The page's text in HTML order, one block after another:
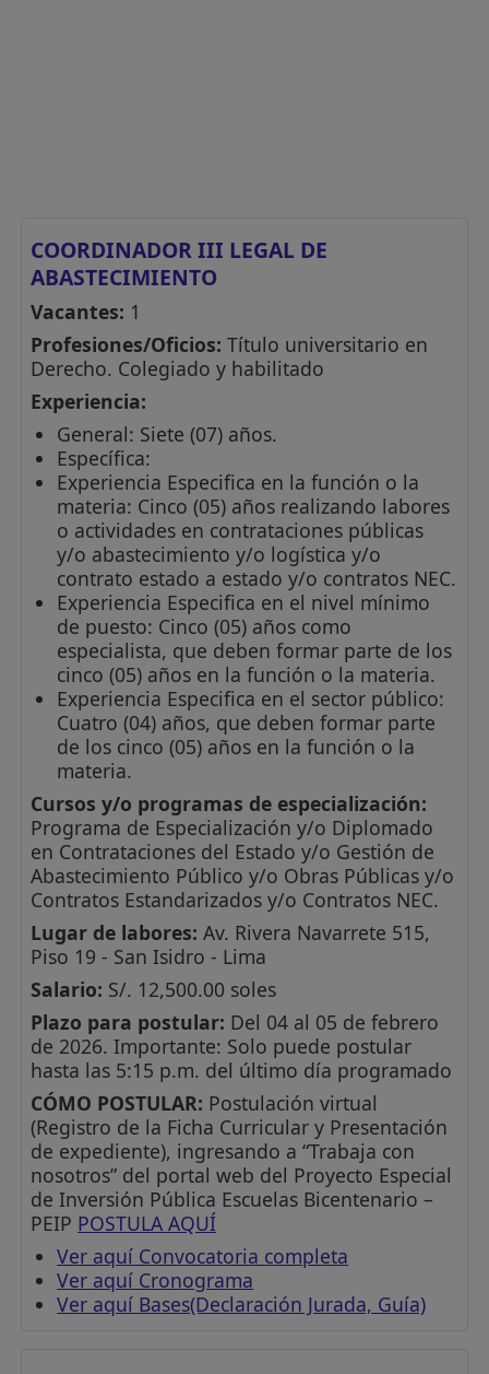
COORDINADOR III LEGAL DE
ABASTECIMIENTO
Vacantes: 1
Profesiones/Oficios: Título universitario en
Derecho. Colegiado y habilitado
Experiencia:
General: Siete (07) años.
Específica:
Experiencia Especifica en la función o la
materia: Cinco (05) años realizando labores
o actividades en contrataciones públicas
y/o abastecimiento y/o logística y/o
contrato estado a estado y/o contratos NEC.
Experiencia Especifica en el nivel mínimo
de puesto: Cinco (05) años como
especialista, que deben formar parte de los
cinco (05) años en la función o la materia.
Experiencia Especifica en el sector público:
Cuatro (04) años, que deben formar parte
de los cinco (05) años en la función o la
materia.
Cursos y/o programas de especialización:
Programa de Especialización y/o Diplomado
en Contrataciones del Estado y/o Gestión de
Abastecimiento Público y/o Obras Públicas y/o
Contratos Estandarizados y/o Contratos NEC.
Lugar de labores: Av. Rivera Navarrete 515,
Piso 19 - San Isidro - Lima
Salario: S/. 12,500.00 soles
Plazo para postular: Del 04 al 05 de febrero
de 2026. Importante: Solo puede postular
hasta las 5:15 p.m. del último día programado
CÓMO POSTULAR: Postulación virtual
(Registro de la Ficha Curricular y Presentación
de expediente), ingresando a “Trabaja con
nosotros” del portal web del Proyecto Especial
de Inversión Pública Escuelas Bicentenario –
PEIP POSTULA AQUÍ
Ver aquí Convocatoria completa
Ver aquí Cronograma
Ver aquí Bases(Declaración Jurada, Guía)